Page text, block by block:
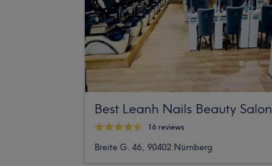
Best Leanh Nails Beauty Salon
16 reviews
Breite G. 46, 90402 Nürnberg